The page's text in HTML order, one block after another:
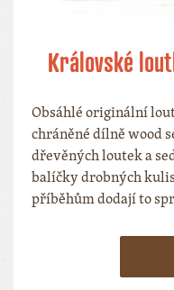
Královské
Obsáhlé originální
chráněné dílně wood
dřevěných loutek a
balíčky drobných
příběhům dodají to